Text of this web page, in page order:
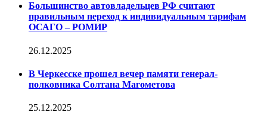
Большинство автовладельцев РФ считают
правильным переход к индивидуальным тарифам
ОСАГО – РОМИР
26.12.2025
В Черкесске прошел вечер памяти генерал-
полковника Солтана Магометова
25.12.2025